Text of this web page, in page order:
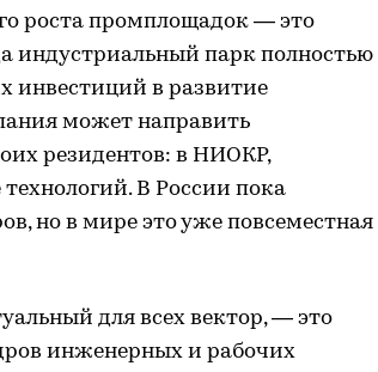
роста промплощадок — это
индустриальный парк полностью
инвестиций в развитие
может направить
резидентов: в НИОКР,
В России пока
но в мире это уже повсеместная
для всех вектор, — это
инженерных и рабочих